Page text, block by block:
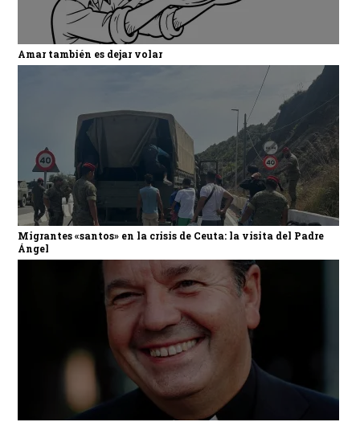
Amar también es dejar volar
Migrantes «santos» en la crisis de Ceuta: la visita del Padre
Ángel